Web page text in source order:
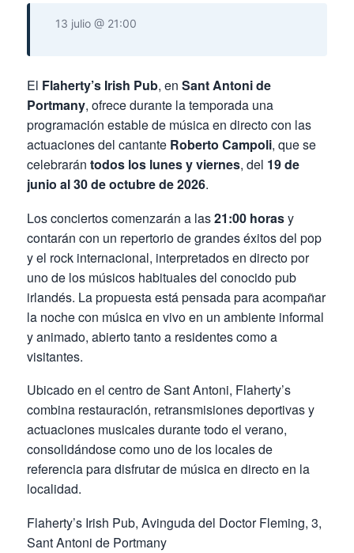
13 julio @ 21:00
El Flaherty’s Irish Pub, en Sant Antoni de
Portmany, ofrece durante la temporada una
programación estable de música en directo con las
actuaciones del cantante Roberto Campoli, que se
celebrarán todos los lunes y viernes, del 19 de
junio al 30 de octubre de 2026.
Los conciertos comenzarán a las21:00 horasy
contarán con un repertorio de grandes éxitos del pop
y el rock internacional, interpretados en directo por
uno de los músicos habituales del conocido pub
irlandés. La propuesta está pensada para acompañar
la noche con música en vivo en un ambiente informal
y animado, abierto tanto a residentes como a
visitantes.
Ubicado en el centro de Sant Antoni, Flaherty’s
combina restauración, retransmisiones deportivas y
actuaciones musicales durante todo el verano,
consolidándose como uno de los locales de
referencia para disfrutar de música en directo en la
localidad.
Flaherty’s Irish Pub, Avinguda del Doctor Fleming, 3,
Sant Antoni de Portmany